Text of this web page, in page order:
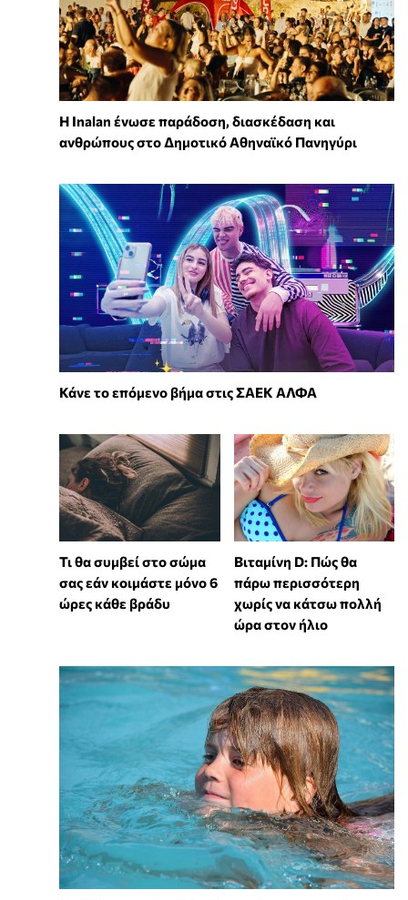
Η Inalan ένωσε παράδοση, διασκέδαση και
ανθρώπους στο Δημοτικό Αθηναϊκό Πανηγύρι
Κάνε το επόμενο βήμα στις ΣΑΕΚ ΑΛΦΑ
Τι θα συμβεί στο σώμα
σας εάν κοιμάστε μόνο 6
ώρες κάθε βράδυ
Βιταμίνη D: Πώς θα
πάρω περισσότερη
χωρίς να κάτσω πολλή
ώρα στον ήλιο